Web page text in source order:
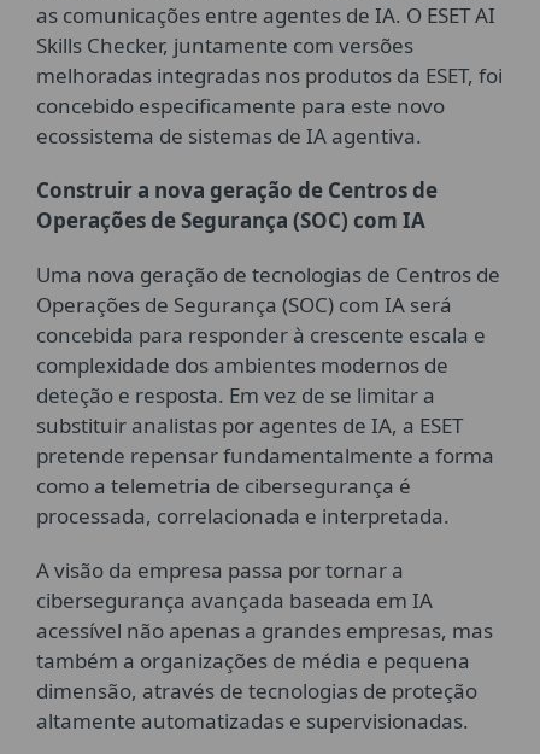
as comunicações entre agentes de IA. O ESET AI
Skills Checker, juntamente com versões
melhoradas integradas nos produtos da ESET, foi
concebido especificamente para este novo
ecossistema de sistemas de IA agentiva.
Construir a nova geração de Centros de
Operações de Segurança (SOC) com IA
Uma nova geração de tecnologias de Centros de
Operações de Segurança (SOC) com IA será
concebida para responder à crescente escala e
complexidade dos ambientes modernos de
deteção e resposta. Em vez de se limitar a
substituir analistas por agentes de IA, a ESET
pretende repensar fundamentalmente a forma
como a telemetria de cibersegurança é
processada, correlacionada e interpretada.
A visão da empresa passa por tornar a
cibersegurança avançada baseada em IA
acessível não apenas a grandes empresas, mas
também a organizações de média e pequena
dimensão, através de tecnologias de proteção
altamente automatizadas e supervisionadas.